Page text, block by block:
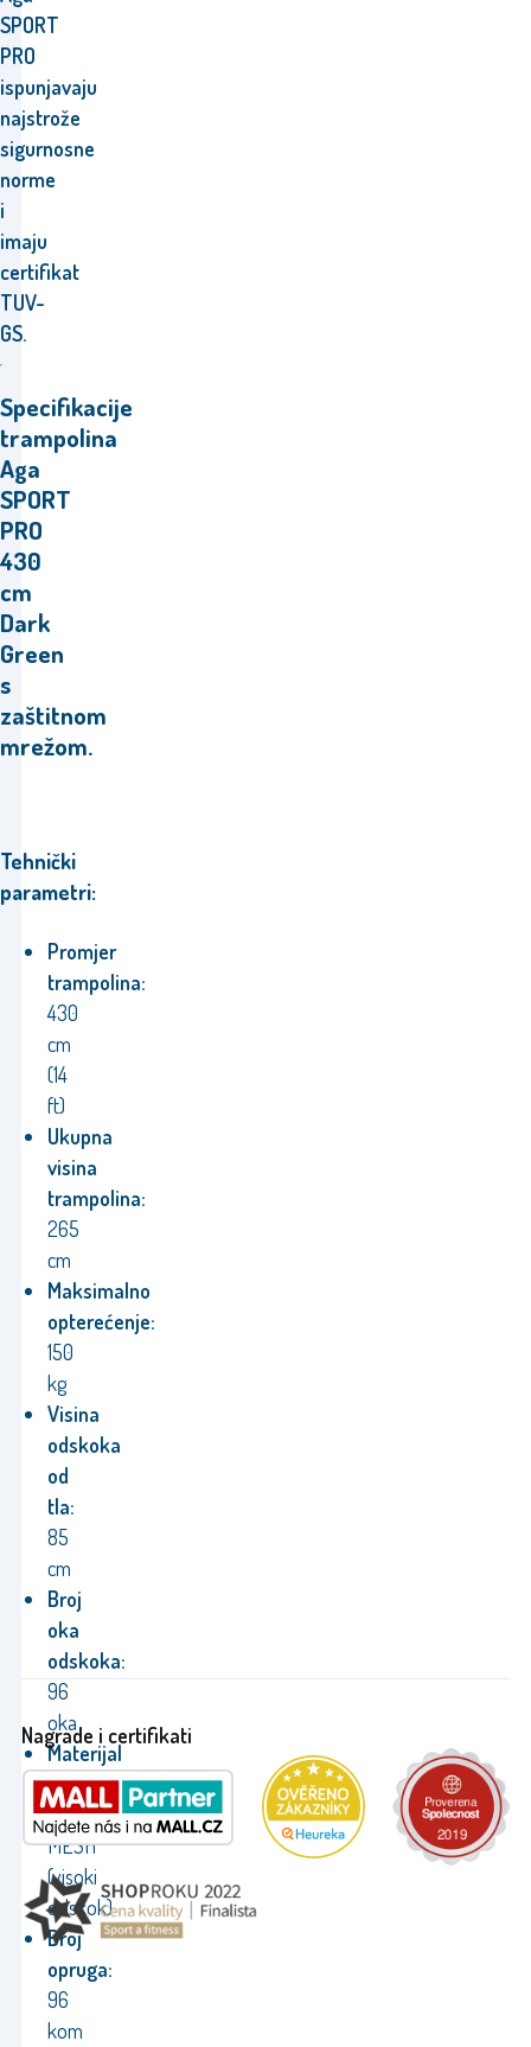
SPORT
PRO
ispunjavaju
najstrože
sigurnosne
norme
i
imaju
certifikat
TUV-
GS.
Specifikacije
trampolina
Aga
SPORT
PRO
430
cm
Dark
Green
s
zaštitnom
mrežom.
Tehnički
parametri:
Promjer
trampolina:
430
cm
(14
ft)
Ukupna
visina
trampolina:
265
cm
Maksimalno
opterećenje:
150
kg
Visina
odskoka
od
tla:
85
cm
Broj
oka
odskoka:
96
oka
Materijal
odskoka:
PP
MESH
(visoki
odskok)
Broj
opruga:
96
kom
Nagrade i certifikati